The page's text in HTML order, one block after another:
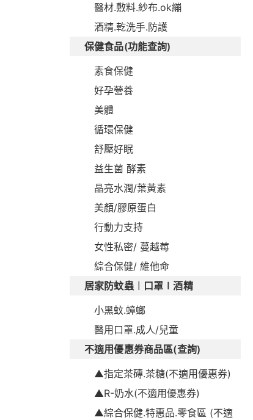
醫材.敷料.紗布.ok繃
酒精.乾洗手.防護
保健食品(功能查詢)
素食保健
好孕營養
美體
循環保健
舒壓好眠
益生菌 酵素
晶亮水潤/葉黃素
美顏/膠原蛋白
行動力支持
女性私密/ 蔓越莓
綜合保健/ 維他命
居家防蚊蟲︱口罩∣酒精
小黑蚊.蟑螂
醫用口罩.成人/兒童
不適用優惠券商品區(查詢)
▲指定茶磚.茶糖(不適用優惠券)
▲R-奶水(不適用優惠券)
▲綜合保健.特惠品.零食區 (不適